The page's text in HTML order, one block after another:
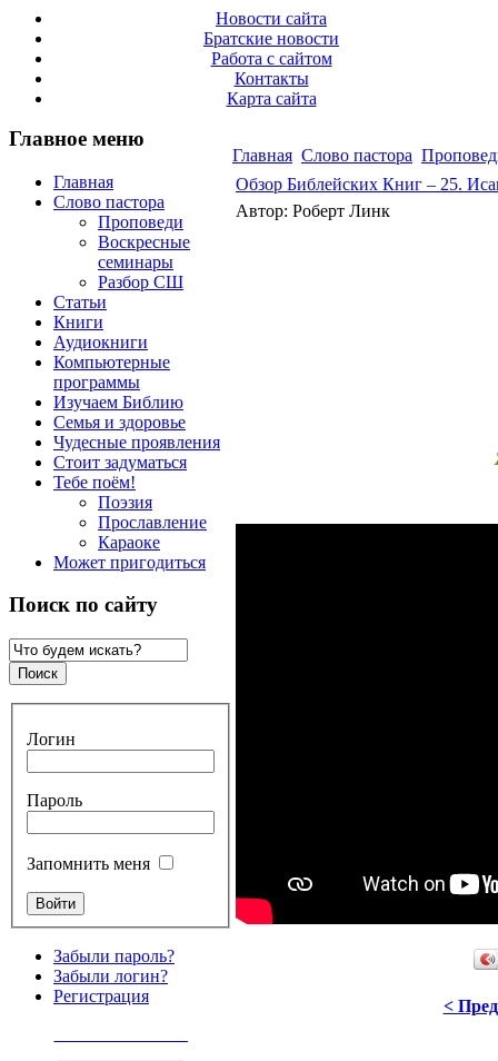
Новости сайта
Братские новости
Работа с сайтом
Контакты
Карта сайта
Главное меню
Главная
Слово пастора
Проповеди
Воскресные
семинары
Разбор СШ
Статьи
Книги
Аудиокниги
Компьютерные
программы
Изучаем Библию
Семья и здоровье
Чудесные проявления
Стоит задуматься
Тебе поём!
Поэзия
Прославление
Караоке
Может пригодиться
Поиск по сайту
Логин
Пароль
Запомнить меня
Забыли пароль?
Забыли логин?
Регистрация
Главная Слово пастора
Обзор Библейских Книг – 25.
Автор: Роберт Линк
<